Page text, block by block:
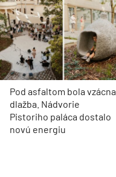
Pod asfaltom bola vzácna
dlažba. Nádvorie
Pistoriho paláca dostalo
novú energiu